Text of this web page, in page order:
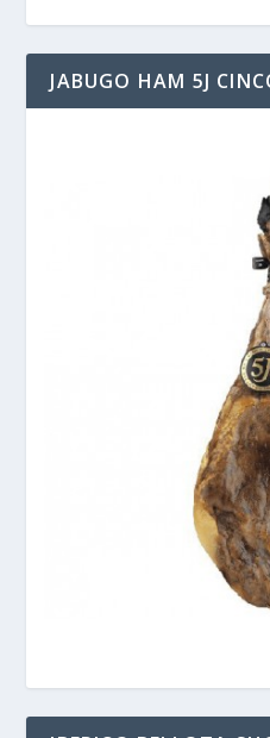
JABUGO HAM 5J